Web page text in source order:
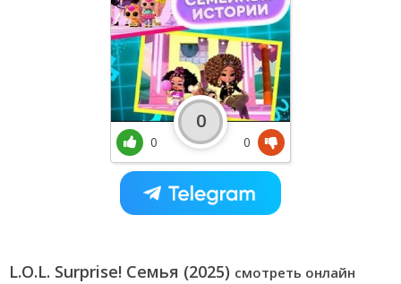
L.O.L. Surprise! Семья (2025) смотреть онлайн
0
0
0